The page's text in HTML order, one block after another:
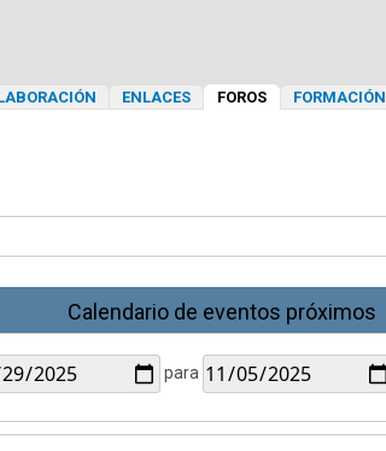
ENLACES FOROS FORMACIÓN
Calendario de eventos próximos
para